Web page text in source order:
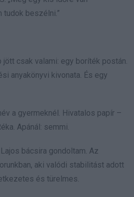
tudok beszélni.”
jött csak valami: egy boríték postán.
anyakönyvi kivonata. És egy
a gyermeknél. Hivatalos papír –
Apánál: semmi.
bácsira gondoltam. Az
aki valódi stabilitást adott
és türelmes.